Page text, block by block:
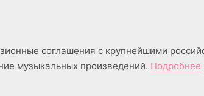
соглашения с крупнейшими
музыкальных произведений. Подробнее